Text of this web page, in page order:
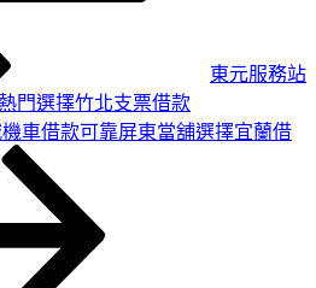
東元服務站
門選擇竹北支票借款
車借款可靠屏東當舖選擇宜蘭借